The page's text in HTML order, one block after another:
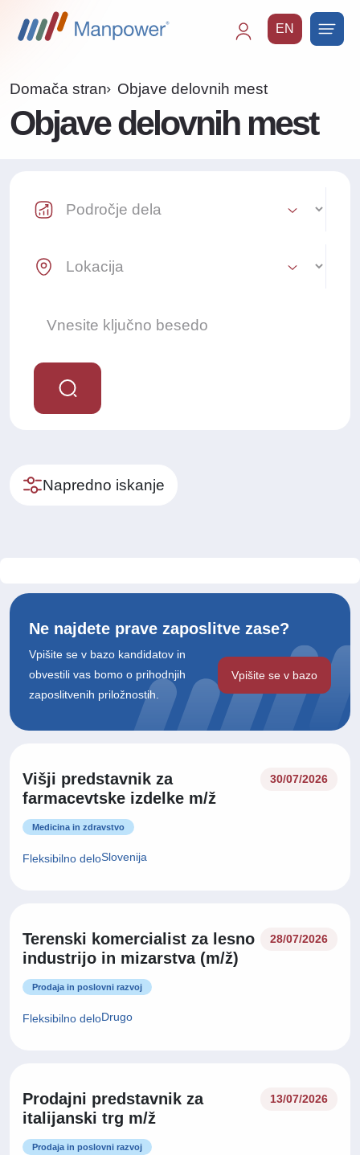
EN
Domača stran Objave delovnih mest
Objave delovnih mest
Industry Select
Location Select
Napredno iskanje
Ne najdete prave zaposlitve zase?
Vpišite se v bazo kandidatov in
obvestili vas bomo o prihodnjih
zaposlitvenih priložnostih.
Vpišite se v bazo
Višji predstavnik za
farmacevtske izdelke m/ž
30/07/2026
Medicina in zdravstvo
Fleksibilno deloSlovenija
Terenski komercialist za lesno
industrijo in mizarstva (m/ž)
28/07/2026
Prodaja in poslovni razvoj
Fleksibilno deloDrugo
Prodajni predstavnik za
italijanski trg m/ž
13/07/2026
Prodaja in poslovni razvoj